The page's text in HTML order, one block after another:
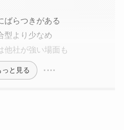
ばらつきがある
型より少なめ
他社が強い場面も
っと見る